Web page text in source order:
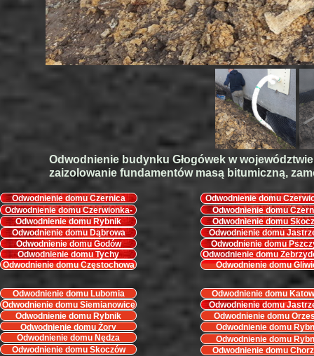
Odwodnienie budynku Głogówek w
zaizolowanie fundamentów masą bitumiczną,
Odwodnienie domu Czernica
Odwodnienie domu
Odwodnienie domu
Odwodnienie domu Rybnik
Odwodnienie domu
Odwodnienie domu Dąbrowa
Górnicza
Odwodnienie domu Czerwionka-
Leszczyny
Odwodnienie domu
Leszczyny
Odwodnienie domu Częstochowa
Odwodnienie domu
Odwodnienie domu
Odwodnienie domu Godów
Odwodnienie domu
Odwodnienie domu Tychy
Odwodnienie domu Lubomia
Odwodnienie domu Siemianowice
Odwodnienie domu
Odwodnienie domu
Odwodnienie domu
Odwodnienie domu Nędza
Odwodnienie domu
Odwodnienie domu
Odwodnienie domu Rybnik
Odwodnienie domu Skoczów
Odwodnienie domu Żory
Odwodnienie domu